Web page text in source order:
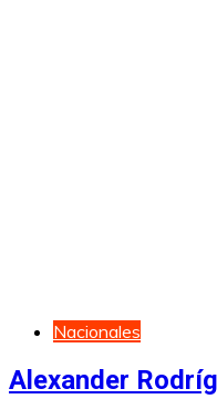
Nacionales
Alexander